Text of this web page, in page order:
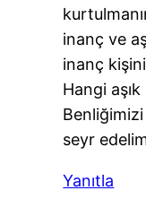
inanç ve
inanç
Hangi
seyr
Yanıtla